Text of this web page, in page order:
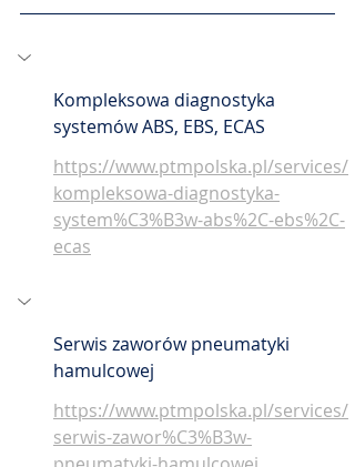
Kompleksowa diagnostyka
systemów ABS, EBS, ECAS
https://www.ptmpolska.pl/services/
kompleksowa-diagnostyka-
system%C3%B3w-abs%2C-ebs%2C-
ecas
Serwis zaworów pneumatyki
hamulcowej
https://www.ptmpolska.pl/services/
serwis-zawor%C3%B3w-